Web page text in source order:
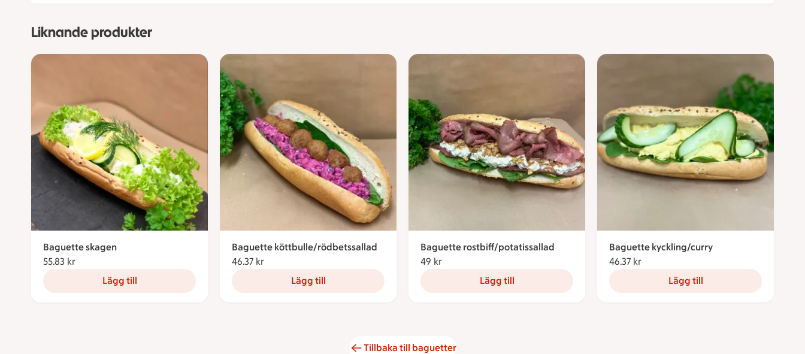
Liknande produkter
Baguette skagen
55.83 kr
Lägg till
Baguette köttbulle/rödbetssallad
46.37 kr
Lägg till
Baguette rostbiff/potatissallad
49 kr
Lägg till
Baguette kyckling/curry
46.37 kr
Lägg till
Tillbaka till baguetter